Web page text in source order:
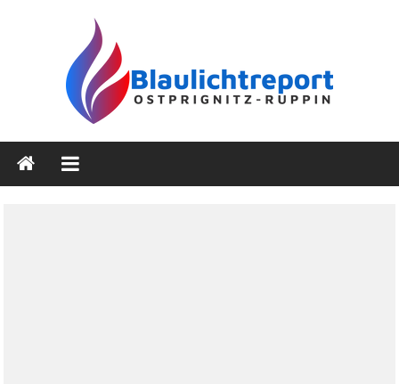
Blaulichtreport
Ostprignitz-